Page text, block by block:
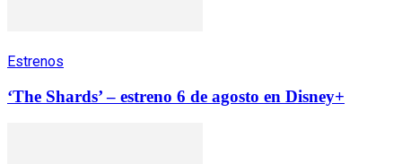
Estrenos
‘The Shards’ – estreno 6 de agosto en Disney+